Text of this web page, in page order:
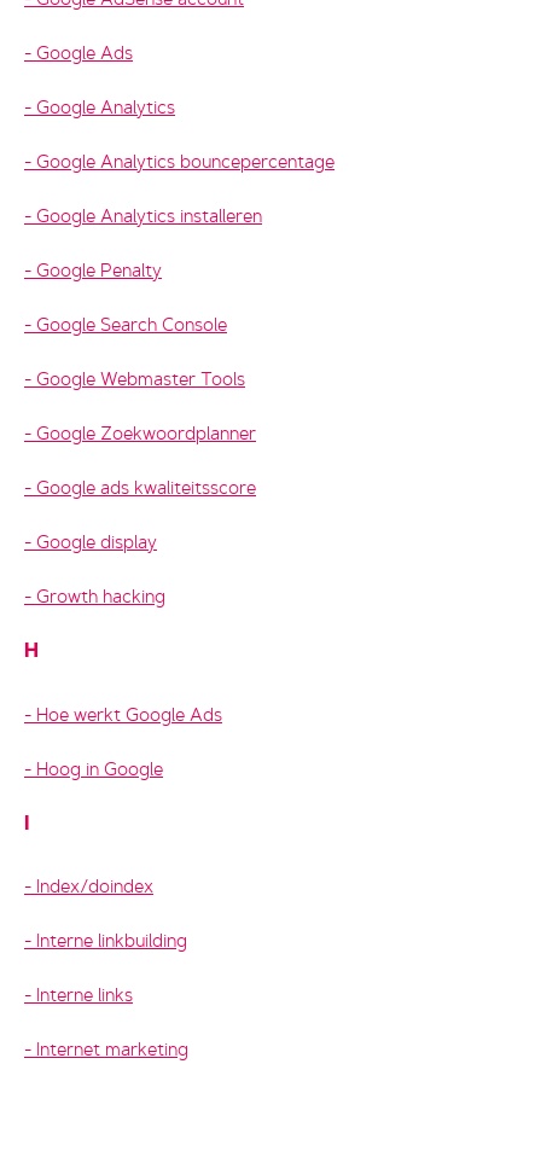
Google Ads
Google Analytics
Google Analytics bouncepercentage
Google Analytics installeren
Google Penalty
Google Search Console
Google Webmaster Tools
Google Zoekwoordplanner
Google ads kwaliteitsscore
Google display
Growth hacking
H
Hoe werkt Google Ads
Hoog in Google
I
Index/doindex
Interne linkbuilding
Interne links
Internet marketing